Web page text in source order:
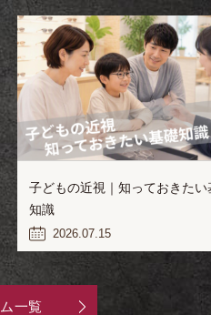
子どもの近視｜知っておきたい
知識
2026.07.15
一覧